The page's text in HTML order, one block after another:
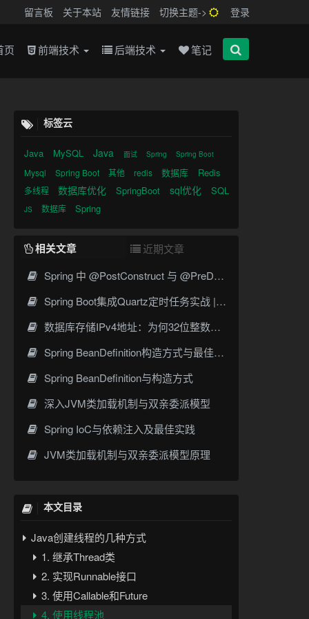
留言板 关于本站 友情链接 切换主题-> 登录
页 前端技术 后端技术 笔记
标签云
Java MySQL Java 面试 Spring Spring Boot
Mysql Spring Boot 其他 redis 数据库 Redis
多线程 数据库优化 SpringBoot sql优化 SQL
JS 数据库 Spring
相关文章
近期文章
Spring 中 @PostConstruct 与 @PreDestroy 的完整与实战
Spring Boot集成Quartz定时任务实战 | Cron表达式详解
数据库存储IPv4地址：为何32位整数优于字符串 | 性能分析
Spring BeanDefinition构造方式与最佳实践
Spring BeanDefinition与构造方式
深入JVM类加载机制与双亲委派模型
Spring IoC与依赖注入及最佳实践
JVM类加载机制与双亲委派模型原理
本文目录
Java创建线程的几种方式
1. 继承Thread类
2. 实现Runnable接口
3. 使用Callable和Future
4. 使用线程池